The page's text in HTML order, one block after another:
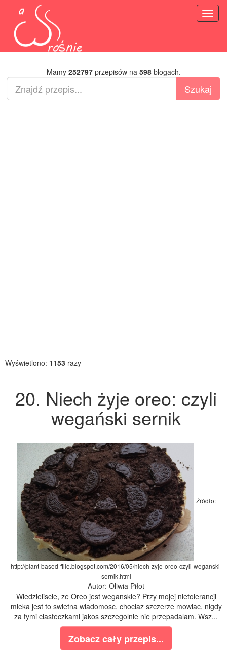
Mamy 252797przepisów na 598blogach.
Wyświetlono: 1153 razy
20. Niech żyje oreo: czyli
wegański sernik
Źródło:
http://plant-based-fille.blogspot.com/2016/05/niech-zyje-oreo-czyli-weganski-
sernik.html
Autor: Oliwia Piłot
Wiedzieliscie, ze Oreo jest weganskie? Przy mojej nietolerancji
mleka jest to swietna wiadomosc, chociaz szczerze mowiac, nigdy
za tymi ciasteczkami jakos szczegolnie nie przepadalam. Wsz...
Zobacz cały przepis...